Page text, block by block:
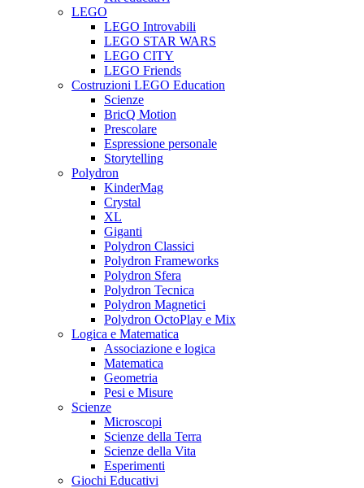
LEGO
LEGO Introvabili
LEGO STAR WARS
LEGO CITY
LEGO Friends
Costruzioni LEGO Education
Scienze
BricQ Motion
Prescolare
Espressione personale
Storytelling
Polydron
KinderMag
Crystal
XL
Giganti
Polydron Classici
Polydron Frameworks
Polydron Sfera
Polydron Tecnica
Polydron Magnetici
Polydron OctoPlay e Mix
Logica e Matematica
Associazione e logica
Matematica
Geometria
Pesi e Misure
Scienze
Microscopi
Scienze della Terra
Scienze della Vita
Esperimenti
Giochi Educativi